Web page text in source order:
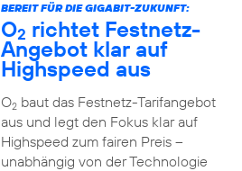
BEREIT FÜR DIE GIGABIT-ZUKUNFT:
O2 richtet Festnetz-
Angebot klar auf
Highspeed aus
O2baut das Festnetz-Tarifangebot
aus und legt den Fokus klar auf
Highspeed zum fairen Preis –
unabhängig von der Technologie